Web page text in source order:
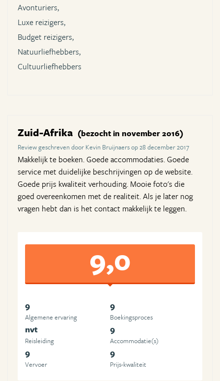
Avonturiers,
Luxe reizigers,
Budget reizigers,
Natuurliefhebbers,
Cultuurliefhebbers
Zuid-Afrika (bezocht in november 2016)
Review geschreven door Kevin Bruijnaers op 28 december 2017
Makkelijk te boeken. Goede accommodaties. Goede
service met duidelijke beschrijvingen op de website.
Goede prijs kwaliteit verhouding. Mooie foto's die
goed overeenkomen met de realiteit. Als je later nog
vragen hebt dan is het contact makkelijk te leggen.
9,0
9
Algemene ervaring
9
Boekingsproces
nvt
Reisleiding
9
Accommodatie(s)
9
Vervoer
9
Prijs-kwaliteit